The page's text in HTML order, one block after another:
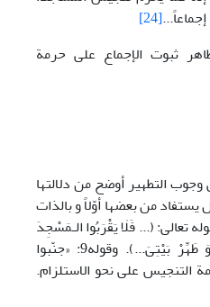
[24]
القمي1: ... الظاهر ثبوت الإجماع على حرمة
التطهير أوضح من دلالتها
من بعضها أوّلاً و بالذات
تعالى: (... فَلٰا يَقْرَبُوا الـمَسْجِدَ
الْـحَرامَ...). وقوله تعالى: (...وَ طَهِّرْ بَيْتِىَ...). وقوله9: «جنّبوا
التنجيس على نحو الاستلزام.